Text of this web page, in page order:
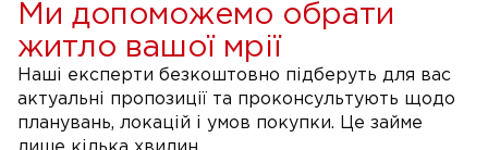
Ми допоможемо обрати
житло вашої мрії
Наші експерти безкоштовно підберуть для вас
актуальні пропозиції та проконсультують щодо
планувань, локацій і умов покупки. Це займе